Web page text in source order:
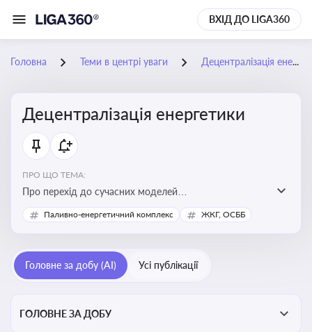
ВХІД ДО LIGA360
Головна Теми в центрі уваги Децентралізація енергетики
Децентралізація енергетики
ПРО ЩО ТЕМА:
Про перехід до сучасних моделей
енергозабезпечення, де виробництво електроенергії
здійснюється ближче до споживача. Це важливо для
втрат при транспортуванні енергії та стимулювання
розвитку відновлюваних джерел
Паливно-енергетичний комплекс ЖКГ, ОСББ
Головне за добу (AI) Усі публікації
ГОЛОВНЕ ЗА ДОБУ